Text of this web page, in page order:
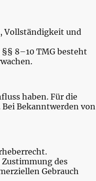
Vollständigkeit und
8–10 TMG besteht
haben. Für die
Bekanntwerden von
des
Gebrauch